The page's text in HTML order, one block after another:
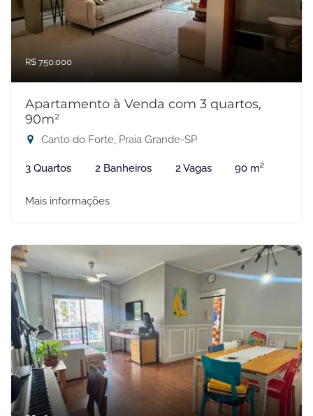
R$ 750.000
Apartamento à Venda com 3 quartos,
90m²
Canto do Forte, Praia Grande-SP
3 Quartos 2 Banheiros 2 Vagas 90 m²
Mais informações